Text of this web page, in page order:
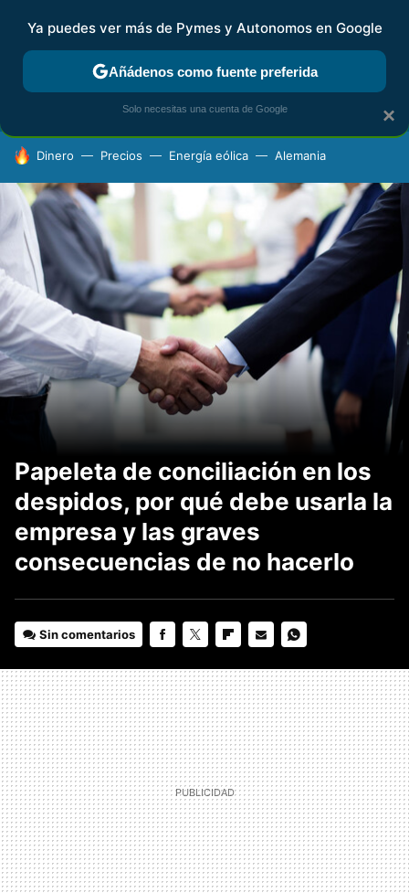
FISCALIDAD Y CONTABILIDAD KIT DIGITAL RENTA
HOY SE HABLA DE
Dinero Precios Energía eólica Alemania
Papeleta de conciliación en los
despidos, por qué debe usarla la
empresa y las graves
consecuencias de no hacerlo
Sin comentarios
MAIL
×
Ya puedes ver más de Pymes y Autonomos en Google
Añádenos como fuente preferida
Solo necesitas una cuenta de Google